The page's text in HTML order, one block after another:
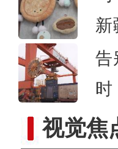
新
告
时
视觉焦
新疆：六